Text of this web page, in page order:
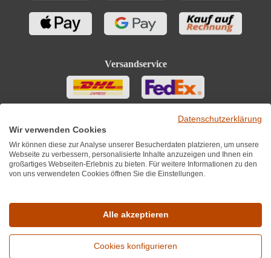
Versandservice
Datenschutzerklärung
Wir verwenden Cookies
Wir können diese zur Analyse unserer Besucherdaten platzieren, um unsere
Webseite zu verbessern, personalisierte Inhalte anzuzeigen und Ihnen ein
großartiges Webseiten-Erlebnis zu bieten. Für weitere Informationen zu den
von uns verwendeten Cookies öffnen Sie die Einstellungen.
Alle akzeptieren
Cookies konfigurieren